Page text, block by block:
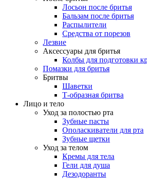
Лосьон после бритья
Бальзам после бритья
Распылители
Средства от порезов
Лезвие
Аксессуары для бритья
Колбы для подготовки
Помазки для бритья
Бритвы
Шаветки
Т-образная бритва
Лицо и тело
Уход за полостью рта
Зубные пасты
Ополаскиватели для рта
Зубные щетки
Уход за телом
Кремы для тела
Гели для душа
Дезодоранты